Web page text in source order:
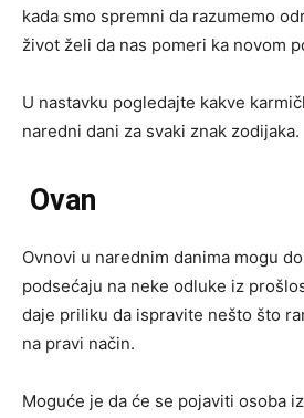
kada smo spremni da razumemo
život želi da nas pomeri ka novom
U nastavku pogledajte kakve
naredni dani za svaki znak zodijaka.
Ovan
Ovnovi u narednim danima mogu
podsećaju na neke odluke iz
daje priliku da ispravite nešto što
na pravi način.
Moguće je da će se pojaviti osoba